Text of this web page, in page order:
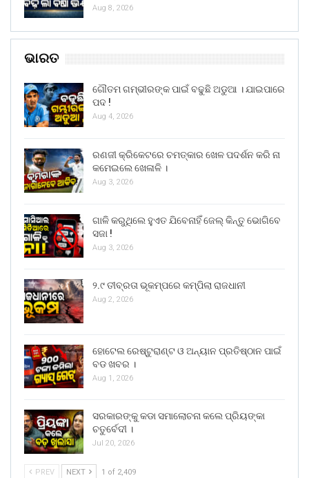
Aug 8, 2026
ଭାରତ
ଗୌତମ ଗମ୍ଭୀରଙ୍କ ପାଇଁ ବଢୁଛି ଅଡୁଆ । ଯାଇପାରେ
ପଦ !
Aug 4, 2026
ରଣଜୀ କ୍ରିକେଟରେ ଚମତ୍କାର ଖେଳ ପଦର୍ଶନ କରି ନା
କମେଇଲେ ଖେଳାଳି ।
Aug 3, 2026
ଗାଳି କରୁଥିଲେ ହୁଏତ ଯିବେନାହିଁ ଜେଲ୍ କିନ୍ତୁ ଭୋଗିବେ
ସଜା !
Aug 3, 2026
୨.୯ ତୀବ୍ରତା ଭୂକମ୍ପରେ କମ୍ପିଲା ରାଜଧାନୀ
Aug 2, 2026
ହୋଟେଲ ରେଷ୍ଟୁରାଣ୍ଟ ଓ ଅନ୍ୟାନ ପ୍ରତିଷ୍ଠାନ ପାଇଁ
ବଡ ଖବର ।
Aug 1, 2026
ସରକାରଙ୍କୁ କଡା ସମାଲୋଚନା କଲେ ପ୍ରିୟଙ୍କା
ଚତୁର୍ବେଦୀ ।
Jul 20, 2026
PREV NEXT 1 of 2,409